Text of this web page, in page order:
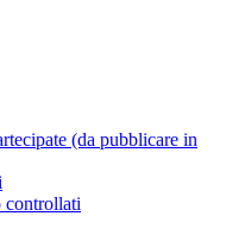
(da pubblicare in